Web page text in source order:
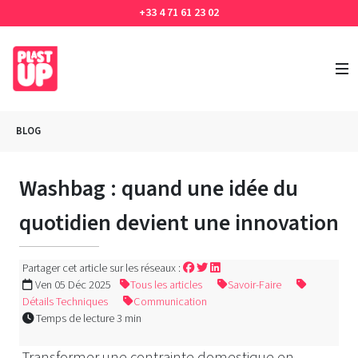
+33 4 71 61 23 02
BLOG
Washbag : quand une idée du
quotidien devient une innovation
Partager cet article sur les réseaux :
Ven 05 Déc 2025
Tous les articles
Savoir-Faire
Détails Techniques
Communication
Temps de lecture 3 min